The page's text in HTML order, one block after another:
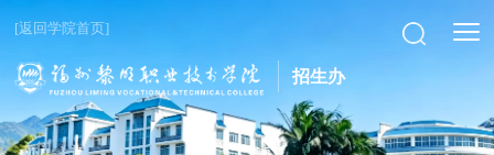
[返回学院首页]
招生办